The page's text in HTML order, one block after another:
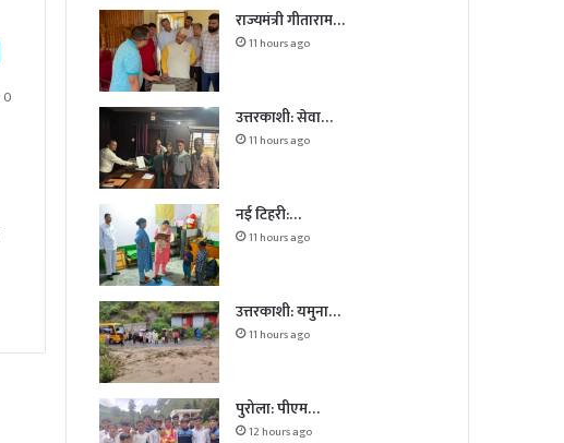
0
राज्यमंत्री गीताराम…
11 hours ago
उत्तरकाशी: सेवा…
11 hours ago
नई टिहरी:…
11 hours ago
उत्तरकाशी: यमुना…
11 hours ago
पुरोला: पीएम…
12 hours ago